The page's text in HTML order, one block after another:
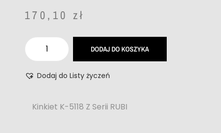
170,10 zł
DODAJ DO KOSZYKA
Dodaj do Listy życzeń
Kinkiet K-5118 Z Serii RUBI